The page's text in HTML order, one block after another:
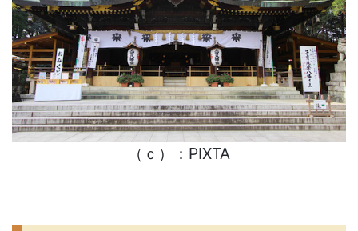
（ｃ）：PIXTA